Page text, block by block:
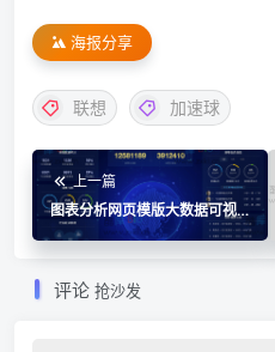
海报分享
联想 加速球
上一篇
图表分析网页模版大数据可视
化大屏电子沙盘合集
评论 抢沙发